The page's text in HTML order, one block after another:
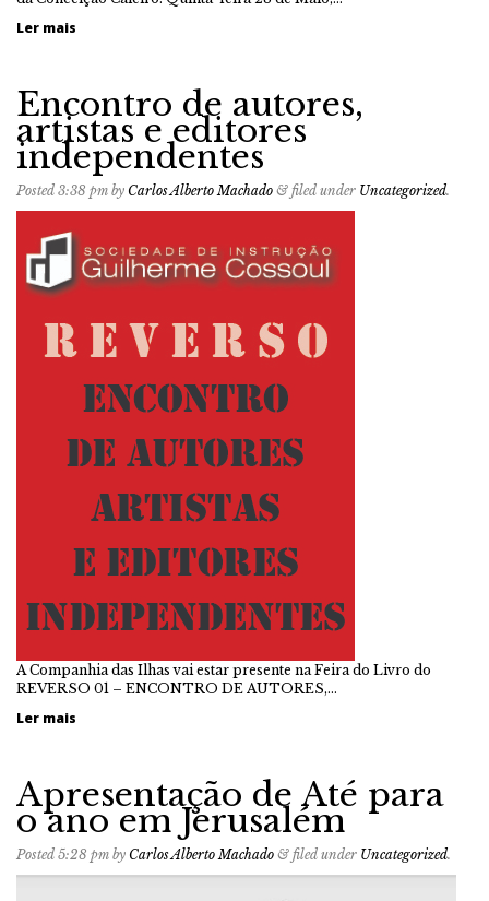
Ler mais
Encontro de autores,
artistas e editores
independentes
Posted 3:38 pm by Carlos Alberto Machado & filed under Uncategorized.
A Companhia das Ilhas vai estar presente na Feira do Livro do
REVERSO 01 – ENCONTRO DE AUTORES,…
Ler mais
Apresentação de Até para
o ano em Jerusalém
Posted 5:28 pm by Carlos Alberto Machado & filed under Uncategorized.